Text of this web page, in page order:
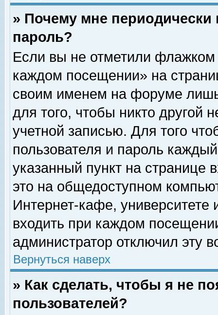
» Почему мне
пароль?
Если вы не отметили флажком
каждом посещении» на
своим именем на форуме
для того, чтобы никто другой
учетной записью. Для того
пользователя и пароль
указанный пункт на
это на общедоступном
Интернет-кафе, университете
входить при каждом
администратор отключил эту
Вернуться наверх
» Как сделать, чтобы я не
пользователей?